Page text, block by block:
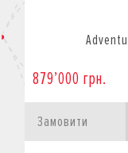
879’000 грн.
Замовити